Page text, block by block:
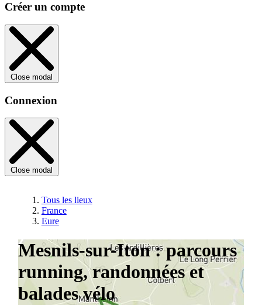
Créer un compte
Close modal
Connexion
Close modal
Tous les lieux
France
Eure
Mesnils-sur-Iton : parcours
running, randonnées et
balades vélo